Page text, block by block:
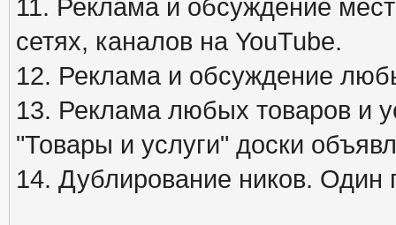
11. Реклама и обсуждение
сетях, каналов на YouTube.
12. Реклама и обсуждение
13. Реклама любых товаров и
"Товары и услуги" доски
14. Дублирование ников. Один